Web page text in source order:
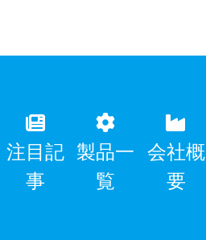
注目記
事
製品一
覧
会社概
要